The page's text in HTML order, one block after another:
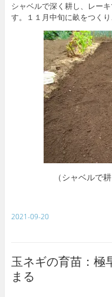
シャベルで深く耕し、レー
す。１１月中旬に畝をつくり
（シャベルで
2021-09-20
玉ネギの育苗：極
まる